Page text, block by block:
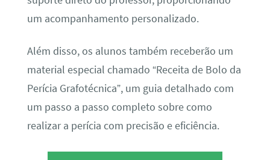
um acompanhamento personalizado.
Além disso, os alunos também receberão um
material especial chamado “Receita de Bolo da
Perícia Grafotécnica”, um guia detalhado com
um passo a passo completo sobre como
realizar a perícia com precisão e eficiência.